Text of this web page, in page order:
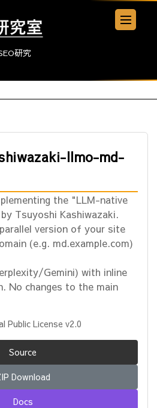
研究
llmo-md-
the "LLM-native
Tsuyoshi Kashiwazaki.
version of your site
(e.g. md.example.com)
Gemini) with inline
No changes to the main
Public License v2.0
Source
Download
Docs